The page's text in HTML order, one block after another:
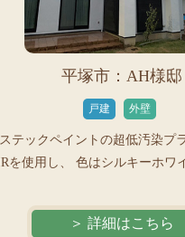
平塚市：AH様邸
戸建 外壁
テックペイントの超低汚染プ
を使用し、 色はシルキーホワ
＞ 詳細はこちら